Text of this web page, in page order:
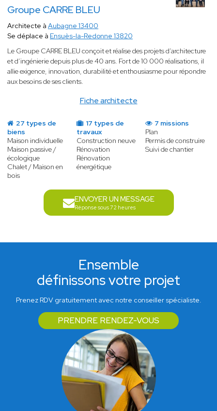
Groupe CARRE BLEU
Fiche architecte
Architecte à Aubagne 13400
Se déplace à Ensuès-la-Redonne 13820
Le Groupe CARRE BLEU conçoit et réalise des projets d’architecture
et d’ingénierie depuis plus de 40 ans. Fort de 10 000 réalisations, il
allie exigence, innovation, durabilité et enthousiasme pour répondre
aux besoins de ses clients.
27 types de
biens
Maison individuelle
Maison passive /
écologique
Chalet / Maison en
bois
17 types de
travaux
Construction neuve
Rénovation
Rénovation
énergétique
7 missions
Plan
Permis de construire
Suivi de chantier
ENVOYER UN MESSAGE
Réponse sous 72 heures
Ensemble
définissons votre projet
Prenez RDV gratuitement avec notre conseiller spécialiste.
PRENDRE RENDEZ-VOUS